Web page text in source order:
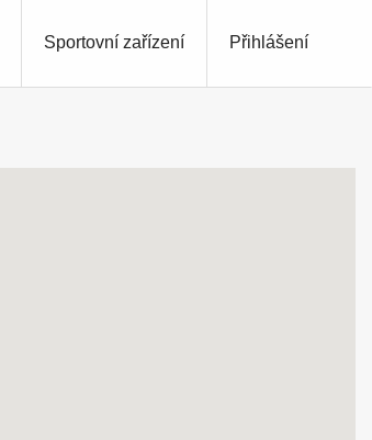
Přihlášení
Sportovní zařízení